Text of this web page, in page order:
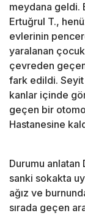
meydana geldi.
Ertuğrul T.,
evlerinin
yaralanan
çevreden
fark edildi.
kanlar içinde
geçen bir
Hastanesine
Durumu anlatan
sanki sokakta
ağız ve
sırada geçen